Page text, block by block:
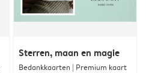
Sterren, maan en magie
Bedankkaarten | Premium kaart